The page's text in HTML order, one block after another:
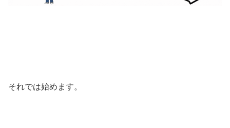
それでは始めます。